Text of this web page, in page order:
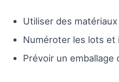
Utiliser des
Numéroter les lots et
Prévoir un